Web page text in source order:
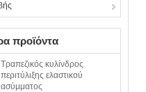
προϊόντα
Τραπεζικός κυλίνδρος
περιτύλιξης ελαστικού
ασύμματος